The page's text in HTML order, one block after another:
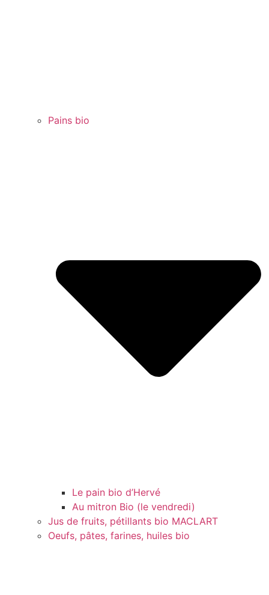
Pains bio
Le pain bio d’Hervé
Au mitron Bio (le vendredi)
Jus de fruits, pétillants bio MACLART
Oeufs, pâtes, farines, huiles bio